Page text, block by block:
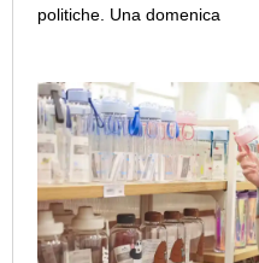
politiche. Una domenica